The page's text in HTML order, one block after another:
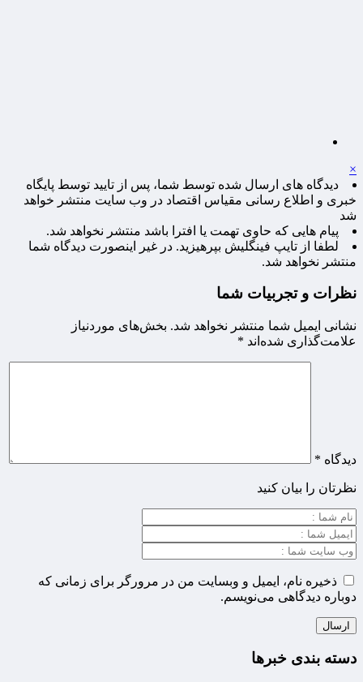
×
دیدگاه های ارسال شده توسط شما، پس از تایید توسط پایگاه
خبری و اطلاع رسانی مقیاس اقتصاد در وب سایت منتشر خواهد
شد
پیام هایی که حاوی تهمت یا افترا باشد منتشر نخواهد شد.
لطفا از تایپ فینگلیش بپرهیزید. در غیر اینصورت دیدگاه شما
منتشر نخواهد شد.
نظرات و تجربیات شما
نشانی ایمیل شما منتشر نخواهد شد. بخش‌های موردنیاز
علامت‌گذاری شده‌اند *
دیدگاه *
نظرتان را بیان کنید
ذخیره نام، ایمیل و وبسایت من در مرورگر برای زمانی که
دوباره دیدگاهی می‌نویسم.
دسته بندی خبرها